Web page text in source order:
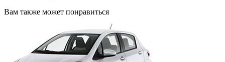
Вам также может понравиться